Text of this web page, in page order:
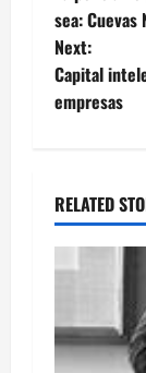
sea: Cuevas
Next:
Capital
empresas
RELATED